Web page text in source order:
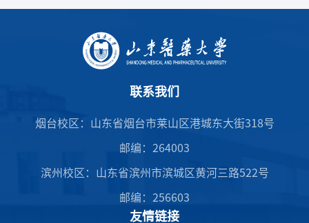
联系我们
烟台校区：山东省烟台市莱山区港城东大街318号
邮编：264003
滨州校区：山东省滨州市滨城区黄河三路522号
邮编：256603
友情链接